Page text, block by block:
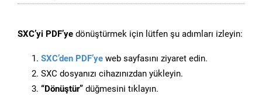
SXC’yi PDF’ye dönüştürmek için lütfen şu adımları izleyin:
SXC’den PDF’ye web sayfasını ziyaret edin.
SXC dosyanızı cihazınızdan yükleyin.
“Dönüştür” düğmesini tıklayın.